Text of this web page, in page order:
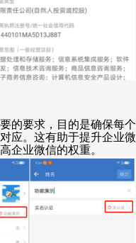
的要求，目的是确保每个
应。这有助于提升企业微
企业微信的权重。